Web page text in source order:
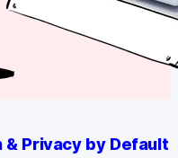
& Privacy by Default